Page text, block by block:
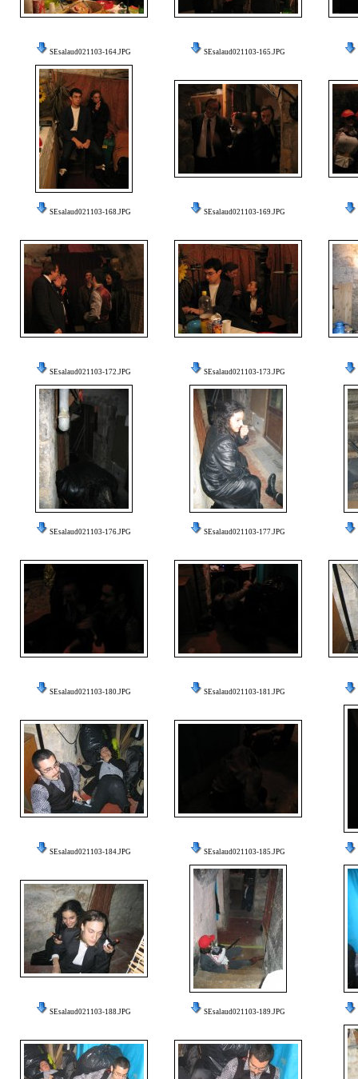
SEsalaud021103-164.JPG SEsalaud021103-165.JPG
SEsalaud021103-168.JPG SEsalaud021103-169.JPG
SEsalaud021103-172.JPG SEsalaud021103-173.JPG
SEsalaud021103-176.JPG SEsalaud021103-177.JPG
SEsalaud021103-180.JPG SEsalaud021103-181.JPG
SEsalaud021103-184.JPG SEsalaud021103-185.JPG
SEsalaud021103-188.JPG SEsalaud021103-189.JPG